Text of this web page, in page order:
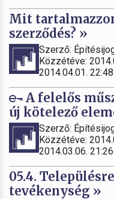
Mit
szerződés? »
Szerző:
Közzétéve:
2014.04.01. 22:48
A felelős
új kötelező
Szerző:
Közzétéve:
2014.03.06. 21:26
05.4.
tevékenység »